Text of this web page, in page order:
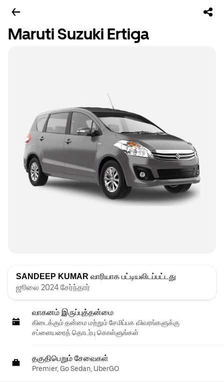
Maruti Suzuki Ertiga
SANDEEP KUMAR வாரியாக பட்டியலிடப்பட்டது
ஜூலை 2024 சேர்ந்தார்
வாகனம் இருப்புத்தன்மை
கிடைக்கும் தன்மை மற்றும் சேமிப்பக விவரங்களுக்கு
சப்ளையரைத் தொடர்பு கொள்ளுங்கள்
தகுதிபெறும் சேவைகள்
Premier, Go Sedan, UberGO